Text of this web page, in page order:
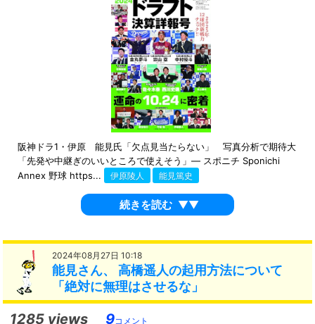
阪神ドラ1・伊原 能見氏「欠点見当たらない」 写真分析で期待大
「先発や中継ぎのいいところで使えそう」― スポニチ Sponichi
Annex 野球 https...
伊原陵人 能見篤史
続きを読む ▼▼
2024年08月27日 10:18
能見さん、 高橋遥人の起用方法について
「絶対に無理はさせるな」
1285 views 9コメント